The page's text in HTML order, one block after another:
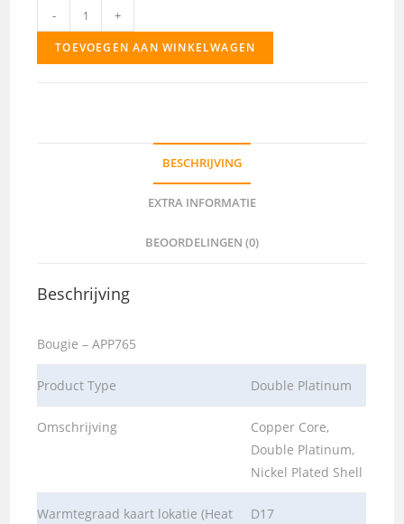
-
APP765
aantal
+
TOEVOEGEN AAN WINKELWAGEN
BESCHRIJVING
EXTRA INFORMATIE
BEOORDELINGEN (0)
Beschrijving
Bougie – APP765
Product Type Double Platinum
Omschrijving
Copper Core,
Double Platinum,
Nickel Plated Shell
Warmtegraad kaart lokatie (Heat
D17